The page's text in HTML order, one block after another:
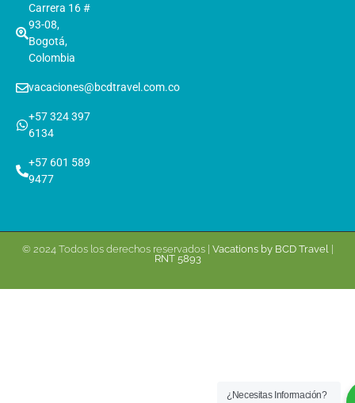
Carrera 16 #
93-08,
Bogotá,
Colombia
vacaciones@bcdtravel.com.co
+57 324 397
6134
+57 601 589
9477
© 2024 Todos los derechos reservados | Vacations by BCD Travel |
RNT 5893
¿Necesitas Información?